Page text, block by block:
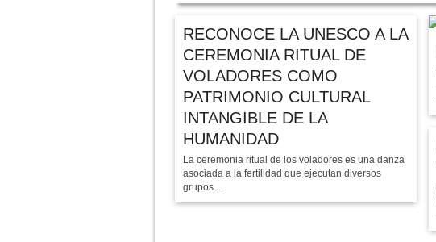
RECONOCE LA UNESCO A LA
CEREMONIA RITUAL DE
VOLADORES COMO
PATRIMONIO CULTURAL
INTANGIBLE DE LA
HUMANIDAD
La ceremonia ritual de los voladores es una danza
asociada a la fertilidad que ejecutan diversos
grupos...